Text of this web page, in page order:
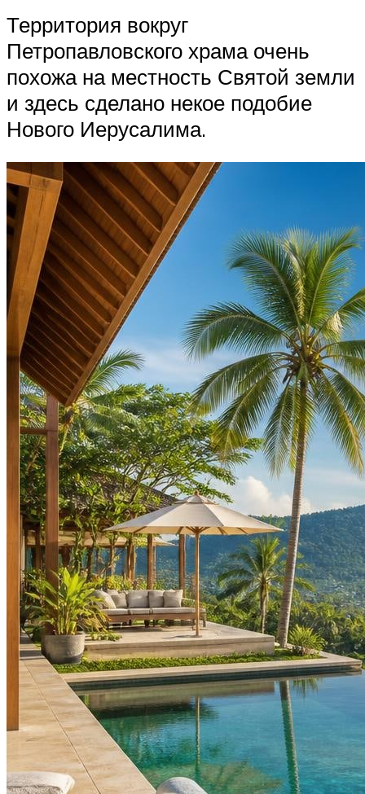
Территория вокруг
Петропавловского храма очень
похожа на местность Святой земли
и здесь сделано некое подобие
Нового Иерусалима.